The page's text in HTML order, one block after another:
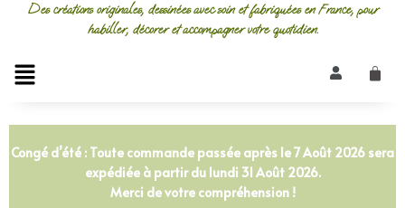
Des créations originales, dessinées avec soin et fabriquées en France, pour
habiller, décorer et accompagner votre quotidien.
Congé d’été : Toute commande passée après le 7 Août 2026 sera
expédiée à partir du lundi 31 Août 2026.
Merci de votre compréhension !